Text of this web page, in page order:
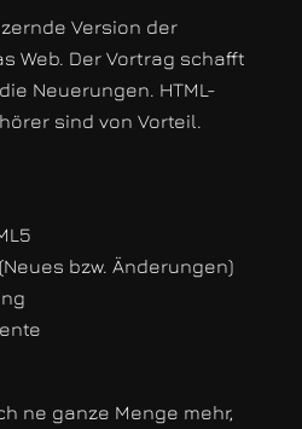
Version der
Web. Der Vortrag schafft
Neuerungen. HTML-
sind von Vorteil.
bzw. Änderungen)
ne ganze Menge mehr,